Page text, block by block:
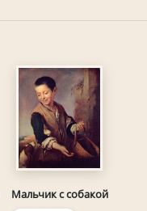
Мальчик с собакой